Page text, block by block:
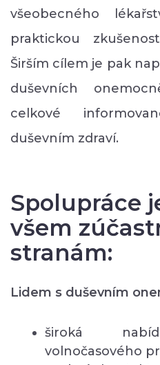
všeobecného
praktickou
Širším cílem je pak
duševních
celkové
duševním zdraví.
Spolupráce
všem
stranám:
Lidem s duševním
široká
volnočasového